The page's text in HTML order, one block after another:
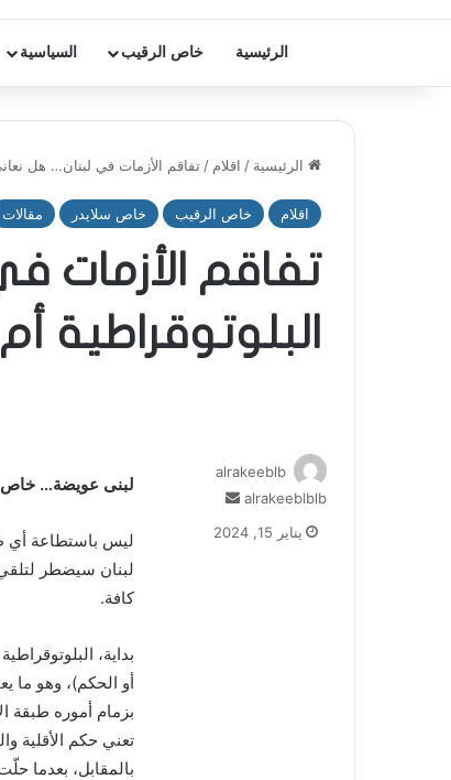
الرئيسية خاص الرقيب السياسية
الرئيسية / اقلام / تفاقم الأزمات في لبنان… هل
اقلام خاص الرقيب خاص سلايدر مقالات
تفاقم الأزمات
البلوتوقراطية
لبنى عويضة… خاص
ليس باستطاعة أي
لبنان سيضطر
كافة.
بداية،
أو الحكم)، وهو ما
بزمام أموره طبقة
تعني حكم الأقلية
بالمقابل، بعدما
alrakeeblb
alrakeeblblb
أرسل
إلكترونيا
يناير 15, 2024